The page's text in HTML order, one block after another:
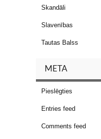
Skandāli
Slavenības
Tautas Balss
META
Pieslēgties
Entries feed
Comments feed